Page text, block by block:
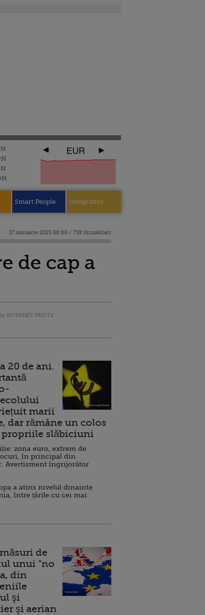
EUR
Smart People Infografice
17 ianuarie 2013 08:00 / 718 vizualizari
de cap a
INTERNET PROTV
20 de ani.
marii
dar rămâne un colos
propriile slăbiciuni
zona euro, extrem de
în principal din
Avertisment îngrijorător
a atins nivelul dinainte
între țările cu cei mai
de
unui ”no
din
şi
şi aerian